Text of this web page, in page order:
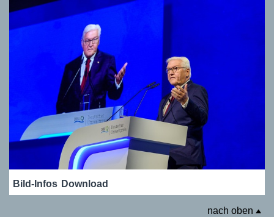
Bild-Infos Download
nach oben